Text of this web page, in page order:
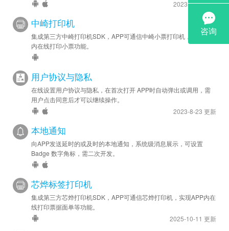
2023-9-18 更新
中崎打印机
集成第三方中崎打印机SDK，APP可通信中崎小票打印机，实现APP
内在线打印小票功能。
用户协议与隐私
在线设置用户协议与隐私，在首次打开 APP时自动弹出或调用，需
用户点击同意后才可以继续操作。
2023-8-23 更新
本地通知
向APP发送延时的或及时的本地通知，系统级消息展示，可设置
Badge 数字角标，需二次开发。
芯烨标签打印机
集成第三方芯烨打印机SDK，APP可通信芯烨打印机，实现APP内在
线打印票据面单等功能。
2025-10-11 更新